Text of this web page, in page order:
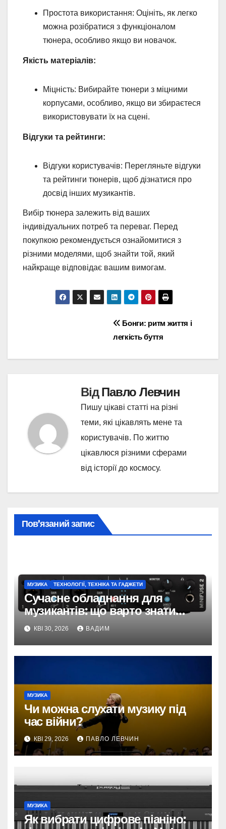
Простота використання: Оцініть, як легко
можна розібратися з функціоналом
тюнера, особливо якщо ви новачок.
Якість матеріалів:
Міцність: Вибирайте тюнери з міцними
корпусами, особливо, якщо ви збираєтеся
використовувати їх на сцені.
Відгуки та рейтинги:
Відгуки користувачів: Перегляньте відгуки
та рейтинги тюнерів, щоб дізнатися про
досвід інших музикантів.
Вибір тюнера залежить від ваших
індивідуальних потреб та переваг. Перед
покупкою рекомендується ознайомитися з
різними моделями, щоб знайти той, який
найкраще відповідає вашим вимогам.
Бонги: ритм життя і
легкість буття
ВідПавло Левчин
Пишу цікаві статті на різні
теми, які цікавлять мене та
користувачів. По життю
цікавлюся різними сферами
від історії до космосу.
Пов’язаний запис
МУЗИКА ТЕХНОЛОГІЇ, ТЕХНІКА ТА ГАДЖЕТИ
Сучасне обладнання для
музикантів: що варто знати
перед покупкою та які бренди
обирають професіонали
КВІ 30, 2026 ВАДИМ
МУЗИКА
Чи можна слухати музику під
час війни?
КВІ 29, 2026 ПАВЛО ЛЕВЧИН
МУЗИКА
Як вибрати цифрове піаніно: